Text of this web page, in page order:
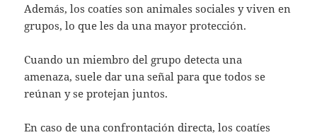
Además, los coatíes son animales sociales y viven en
grupos, lo que les da una mayor protección.
Cuando un miembro del grupo detecta una
amenaza, suele dar una señal para que todos se
reúnan y se protejan juntos.
En caso de una confrontación directa, los coatíes